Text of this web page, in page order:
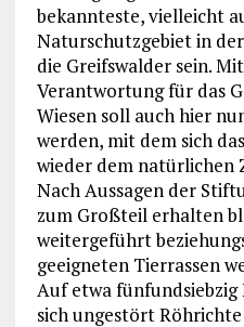
bekannteste, vielleicht
Naturschutzgebiet in
die Greifswalder sein.
Verantwortung für das
Wiesen soll auch hier
werden, mit dem sich
wieder dem natürlichen
Nach Aussagen der
zum Großteil erhalten
weitergeführt
geeigneten Tierrassen
Auf etwa
sich ungestört